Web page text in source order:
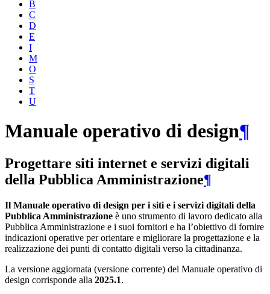
B
C
D
E
I
M
O
S
T
U
Manuale operativo di design¶
Progettare siti internet e servizi digitali
della Pubblica Amministrazione¶
Il Manuale operativo di design per i siti e i servizi digitali della
Pubblica Amministrazione è uno strumento di lavoro dedicato alla
Pubblica Amministrazione e i suoi fornitori e ha l’obiettivo di fornire
indicazioni operative per orientare e migliorare la progettazione e la
realizzazione dei punti di contatto digitali verso la cittadinanza.
La versione aggiornata (versione corrente) del Manuale operativo di
design corrisponde alla 2025.1.